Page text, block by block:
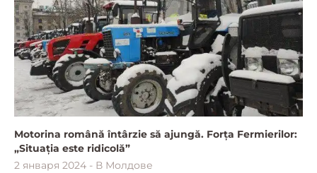
Motorina română întârzie să ajungă. Forța Fermierilor:
„Situația este ridicolă”
2 января 2024 - В Молдове